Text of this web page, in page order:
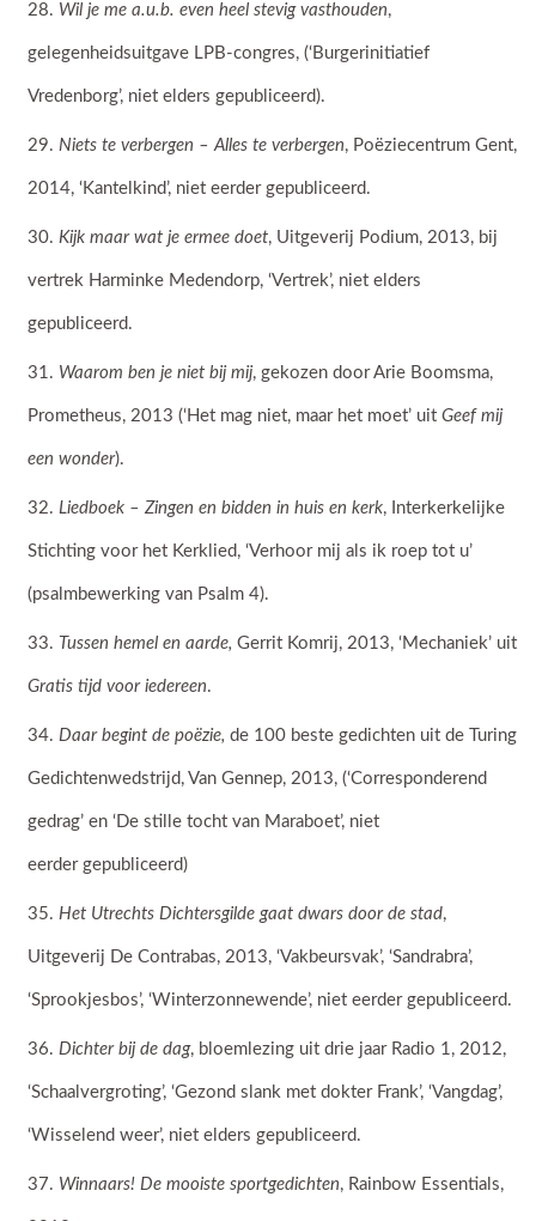
Wil je me a.u.b. even heel stevig vasthouden,
gelegenheidsuitgave LPB-congres, (‘Burgerinitiatief
Vredenborg’, niet elders gepubliceerd).
Niets te verbergen – Alles te verbergen, Poëziecentrum Gent,
2014, ‘Kantelkind’, niet eerder gepubliceerd.
Kijk maar wat je ermee doet, Uitgeverij Podium, 2013, bij
vertrek Harminke Medendorp, ‘Vertrek’, niet elders
gepubliceerd.
Waarom ben je niet bij mij, gekozen door Arie Boomsma,
Prometheus, 2013 (‘Het mag niet, maar het moet’ uitGeef mij
een wonder).
Liedboek – Zingen en bidden in huis en kerk, Interkerkelijke
Stichting voor het Kerklied, ‘Verhoor mij als ik roep tot u’
(psalmbewerking van Psalm 4).
Tussen hemel en aarde, Gerrit Komrij, 2013, ‘Mechaniek’ uit
Gratis tijd voor iedereen.
Daar begint de poëzie, de 100 beste gedichten uit de Turing
Gedichtenwedstrijd, Van Gennep, 2013, (‘Corresponderend
gedrag’ en ‘De stille tocht van Maraboet’, niet
eerder gepubliceerd)
Het Utrechts Dichtersgilde gaat dwars door de stad,
Uitgeverij De Contrabas, 2013, ‘Vakbeursvak’, ‘Sandrabra’,
‘Sprookjesbos’, ‘Winterzonnewende’, niet eerder gepubliceerd.
Dichter bij de dag, bloemlezing uit drie jaar Radio 1, 2012,
‘Schaalvergroting’, ‘Gezond slank met dokter Frank’, ‘Vangdag’,
‘Wisselend weer’, niet elders gepubliceerd.
Winnaars! De mooiste sportgedichten, Rainbow Essentials,